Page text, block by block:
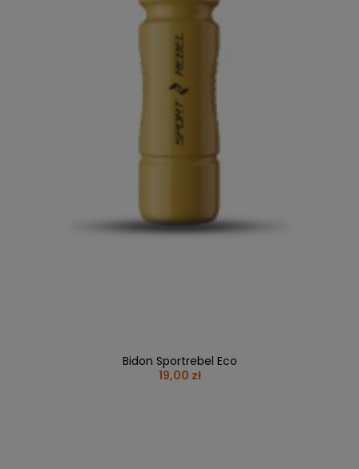
Bidon Sportrebel Eco
19,00 zł